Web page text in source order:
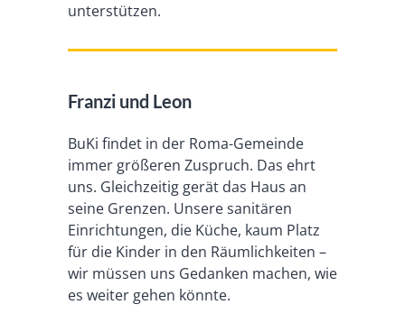
unterstützen.
Franzi und Leon
BuKi findet in der Roma-Gemeinde
immer größeren Zuspruch. Das ehrt
uns. Gleichzeitig gerät das Haus an
seine Grenzen. Unsere sanitären
Einrichtungen, die Küche, kaum Platz
für die Kinder in den Räumlichkeiten –
wir müssen uns Gedanken machen, wie
es weiter gehen könnte.